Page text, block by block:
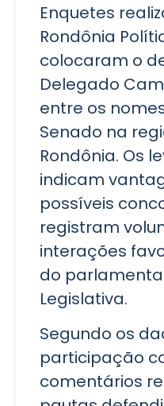
Enquetes
Rondônia
colocaram o
Delegado
entre os
Senado na
Rondônia. Os
indicam
possíveis
registram
interações
do
Legislativa.
Segundo os
participação
comentários